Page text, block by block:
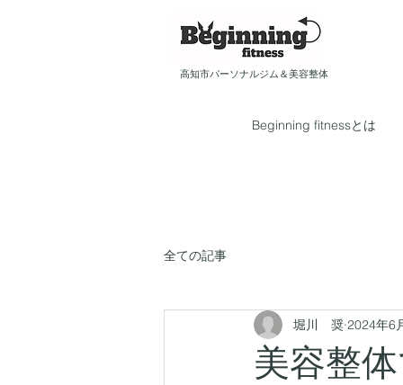
​​高知市パーソナルジム＆美容整体
Beginning fitnessとは
全ての記事
美容整
堀川 奨 2024年6